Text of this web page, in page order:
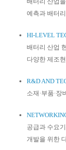
예측과 배터
HI-LEVEL
배터리 산업
다양한 제조
R&D AND
소재·부품·
공급과 수요
개발을 위한